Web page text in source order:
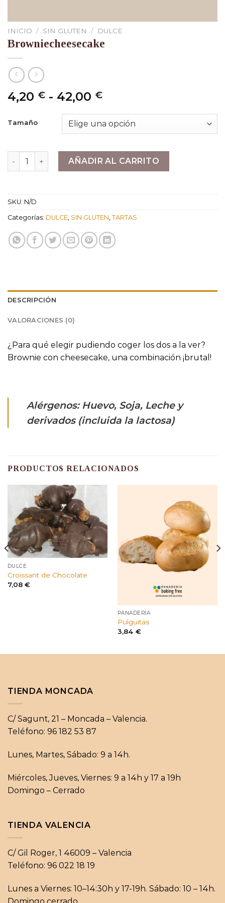
INICIO / SIN GLUTEN / DULCE
Browniecheesecake
4,20 € - 42,00 €Rango
precios:
desde
hasta
42,00 €
Tamaño
Browniecheesecake cantidad
AÑADIR AL CARRITO
SKU: N/D
Categorías: DULCE, SIN GLUTEN, TARTAS
DESCRIPCIÓN
VALORACIONES (0)
¿Para qué elegir pudiendo coger los dos a la ver?
Brownie con cheesecake, una combinación ¡brutal!
Alérgenos: Huevo, Soja, Leche y
derivados (incluida la lactosa)
PRODUCTOS RELACIONADOS
DULCE
Croissant de Chocolate
7,08 €
PANADERÍA
Pulguitas
3,84 €
TIENDA MONCADA
C/ Sagunt, 21 – Moncada – Valencia.
Teléfono: 96 182 53 87
Lunes, Martes, Sábado: 9 a 14h.
Miércoles, Jueves, Viernes: 9 a 14h y 17 a 19h
Domingo – Cerrado
TIENDA VALENCIA
C/ Gil Roger, 1 46009 – Valencia
Teléfono: 96 022 18 19
Lunes a Viernes: 10–14:30h y 17-19h. Sábado: 10 – 14h.